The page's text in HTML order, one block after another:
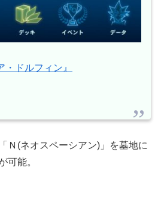
ドルフィン』
Ｎ(ネオスペーシアン)」を墓地に
可能。